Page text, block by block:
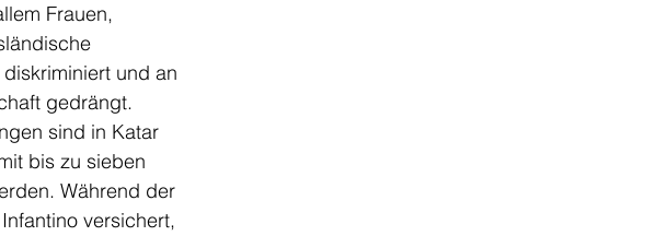
Frauen,
und an
gedrängt.
sind in Katar
bis zu sieben
Während der
versichert,